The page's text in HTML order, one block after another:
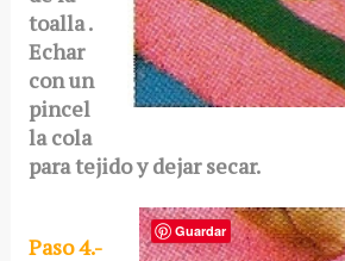
toalla .
Echar
con un
pincel
la cola
para tejido y dejar secar.
Paso 4.-
Guardar